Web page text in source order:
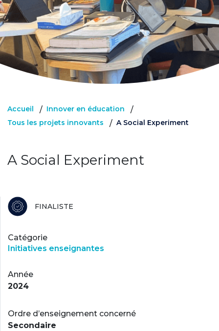
Accueil / Innover en éducation /
Tous les projets innovants / A Social Experiment
A Social Experiment
FINALISTE
Catégorie
Initiatives enseignantes
Année
2024
Ordre d’enseignement concerné
Secondaire